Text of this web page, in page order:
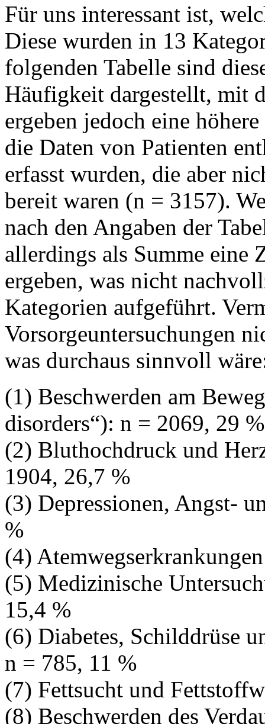
Für uns interessant ist,
Diese wurden in 13
folgenden Tabelle sind
Häufigkeit dargestellt, mit
ergeben jedoch eine
die Daten von Patienten
erfasst wurden, die aber
bereit waren (n = 3157).
nach den Angaben der
allerdings als Summe eine
ergeben, was nicht
Kategorien aufgeführt.
Vorsorgeuntersuchungen
was durchaus sinnvoll
(1) Beschwerden am
disorders“): n = 2069, 29 %
(2) Bluthochdruck und
1904, 26,7 %
(3) Depressionen, Angst-
%
(4)
(5) Medizinische
15,4 %
(6) Diabetes, Schilddrüse
n = 785, 11 %
(7) Fettsucht und
(8) Beschwerden des